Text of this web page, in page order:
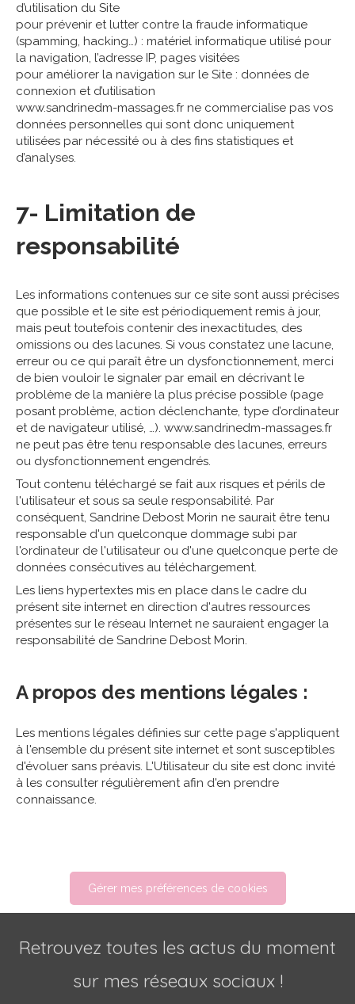
d’utilisation du Site
pour prévenir et lutter contre la fraude informatique
(spamming, hacking…) : matériel informatique utilisé pour
la navigation, l’adresse IP, pages visitées
pour améliorer la navigation sur le Site : données de
connexion et d’utilisation
www.sandrinedm-massages.fr ne commercialise pas vos
données personnelles qui sont donc uniquement
utilisées par nécessité ou à des fins statistiques et
d’analyses.
7- Limitation de
responsabilité
Les informations contenues sur ce site sont aussi précises
que possible et le site est périodiquement remis à jour,
mais peut toutefois contenir des inexactitudes, des
omissions ou des lacunes. Si vous constatez une lacune,
erreur ou ce qui paraît être un dysfonctionnement, merci
de bien vouloir le signaler par email en décrivant le
problème de la manière la plus précise possible (page
posant problème, action déclenchante, type d’ordinateur
et de navigateur utilisé, …). www.sandrinedm-massages.fr
ne peut pas être tenu responsable des lacunes, erreurs
ou dysfonctionnement engendrés.
Tout contenu téléchargé se fait aux risques et périls de
l'utilisateur et sous sa seule responsabilité. Par
conséquent, Sandrine Debost Morin ne saurait être tenu
responsable d'un quelconque dommage subi par
l'ordinateur de l'utilisateur ou d'une quelconque perte de
données consécutives au téléchargement.
Les liens hypertextes mis en place dans le cadre du
présent site internet en direction d'autres ressources
présentes sur le réseau Internet ne sauraient engager la
responsabilité de Sandrine Debost Morin.
A propos des mentions légales :
Les mentions légales définies sur cette page s'appliquent
à l'ensemble du présent site internet et sont susceptibles
d'évoluer sans préavis. L'Utilisateur du site est donc invité
à les consulter régulièrement afin d'en prendre
connaissance.
Gérer mes préférences de cookies
Retrouvez toutes les actus du moment
sur mes réseaux sociaux !